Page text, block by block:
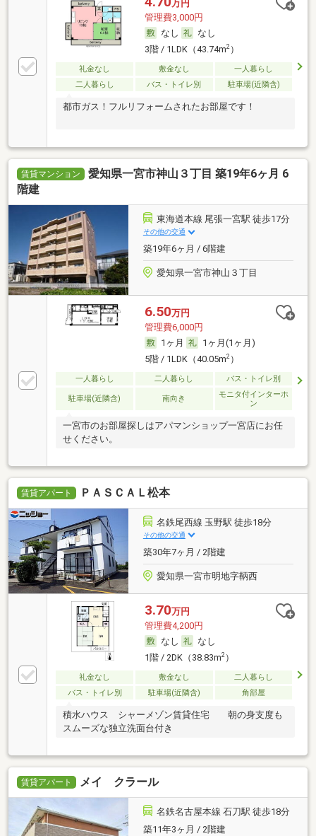
万円
管理費3,000円
なし
なし
3階 / 1LDK（43.74m2）
礼金なし 敷金なし
一人暮らし
二人暮らし
バス・トイレ別 駐車場(近隣含)
都市ガス！フルリフォームされたお部屋です！
賃貸マンション
愛知県一宮市神山３丁目 築19年6ヶ月 6
階建
東海道本線 尾張一宮駅 徒歩17分
その他の交通
築19年6ヶ月 / 6階建
愛知県一宮市神山３丁目
6.50万円
管理費6,000円
1ヶ月
1ヶ月(1ヶ月)
5階 / 1LDK（40.05m2）
一人暮らし 二人暮らし バス・トイレ別
駐車場(近隣含) 南向き
モニタ付インターホ
ン
一宮市のお部屋探しはアパマンショップ一宮店にお任
せください。
賃貸アパート ＰＡＳＣＡＬ松本
名鉄尾西線 玉野駅 徒歩18分
その他の交通
築30年7ヶ月 / 2階建
愛知県一宮市明地字鞆西
3.70万円
管理費4,200円
なし
なし
1階 / 2DK（38.83m2）
礼金なし 敷金なし
二人暮らし
バス・トイレ別
駐車場(近隣含) 角部屋
積水ハウス シャーメゾン賃貸住宅 朝の身支度も
スムーズな独立洗面台付き
賃貸アパート メイ クラール
名鉄名古屋本線 石刀駅 徒歩18分
築11年3ヶ月 / 2階建